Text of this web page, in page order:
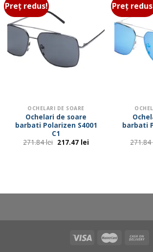
Preț redus!
OCHELARI DE SOARE
Ochelari de soare
barbati Polarizen S4001
C1
271.84lei Prețul
inițial
217.47 leiPrețul
curent
Preț
barbati
271.84